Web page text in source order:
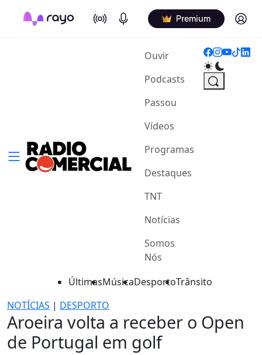
On Air Podcasts Premium Log in
Ouvir(current)
Podcasts
Passou
Vídeos
Programas
Destaques
TNT
Notícias
Somos
Nós
ÚltimasMúsicaDesportoTrânsito
NOTÍCIAS | DESPORTO
Aroeira volta a receber o Open
de Portugal em golf